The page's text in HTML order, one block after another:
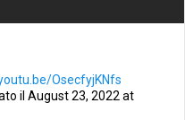
OsecfyjKNfs
il August 23, 2022 at